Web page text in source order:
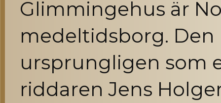
Glimmingehus är
medeltidsborg.
ursprungligen som
riddaren Jens